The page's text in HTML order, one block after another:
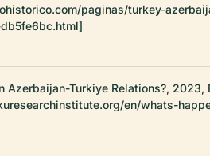
paginas/turkey-
Azerbaijan-Turkiye Relations?, 2023,
en/whats-